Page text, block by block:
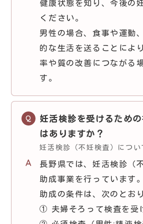
健康状態を知り、今後の
ください。
男性の場合、食事や運動
的な生活を送ることによ
率や質の改善につながる
す。
妊活検診を受けるため
はありますか？
妊活検診（不妊検査）につい
長野県では、妊活検診（
助成事業を行っています。
助成の条件は、次のとお
① 夫婦そろって検査を受